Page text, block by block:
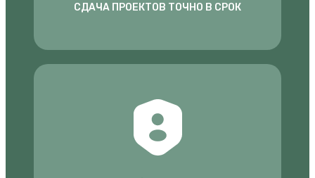
СДАЧА ПРОЕКТОВ ТОЧНО В СРОК